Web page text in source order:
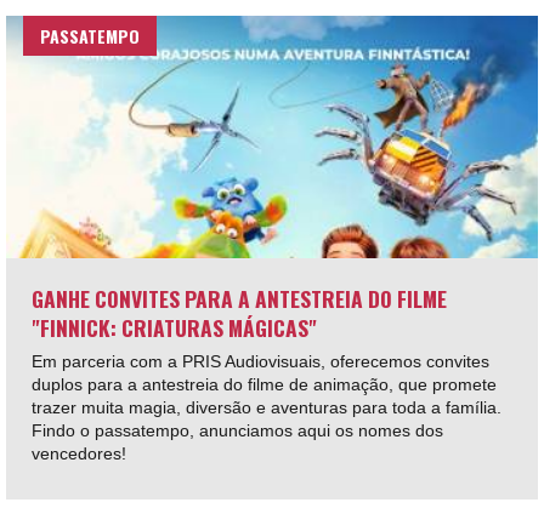
PASSATEMPO
GANHE CONVITES PARA A ANTESTREIA DO FILME
"FINNICK: CRIATURAS MÁGICAS"
Em parceria com a PRIS Audiovisuais, oferecemos convites
duplos para a antestreia do filme de animação, que promete
trazer muita magia, diversão e aventuras para toda a família.
Findo o passatempo, anunciamos aqui os nomes dos
vencedores!